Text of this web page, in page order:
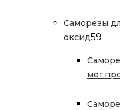
Саморезы
оксид59